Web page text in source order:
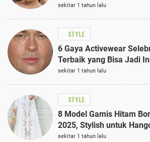
sekitar 1 tahun lalu
STYLE
6 Gaya Activewear
Terbaik yang Bisa Jadi
sekitar 1 tahun lalu
STYLE
8 Model Gamis Hitam
2025, Stylish untuk
Semi-Formal
sekitar 1 tahun lalu